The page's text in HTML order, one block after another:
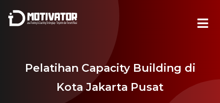
Pelatihan Capacity Building di
Kota Jakarta Pusat